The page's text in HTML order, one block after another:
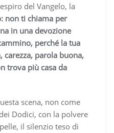
del Vangelo, la
non ti chiama per
in una devozione
perché la tua
carezza, parola buona,
trova più casa da
scena, non come
Dodici, con la polvere
il silenzio teso di